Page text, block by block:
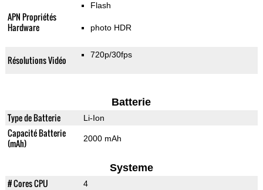
APN Propriétés
Hardware
Flash
photo HDR
Résolutions Vidéo 720p/30fps
Batterie
Type de Batterie Li-Ion
Capacité Batterie
(mAh)
2000 mAh
Systeme
# Cores CPU 4